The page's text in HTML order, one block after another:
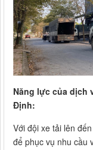
Năng lực của dịch
Định:
Với đội xe tải lên
để phục vụ nhu cầu